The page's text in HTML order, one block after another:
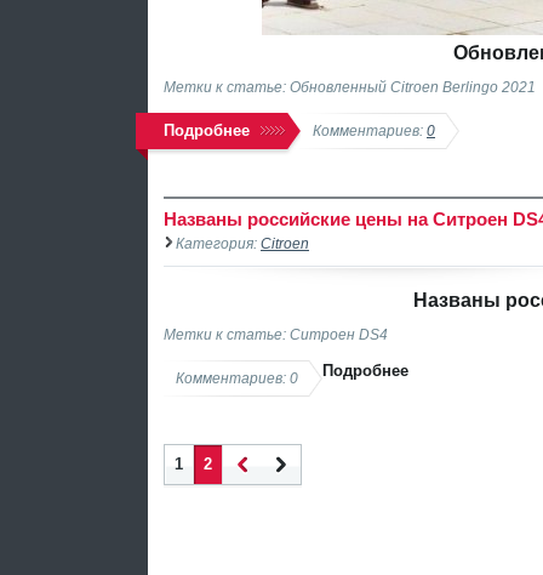
Метки к статье: Обновленный Citroen Berlingo 2021
Подробнее Комментариев: 0
Названы российские цены на Ситроен
Категория: Citroen
Названы
Метки к статье: Ситроен DS4
Подробнее
Комментариев: 0
1
2